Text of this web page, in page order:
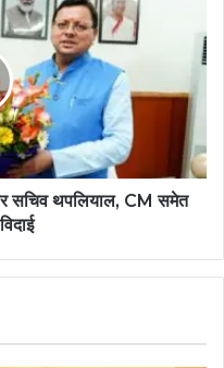
सचिव थपलियाल, CM समेत